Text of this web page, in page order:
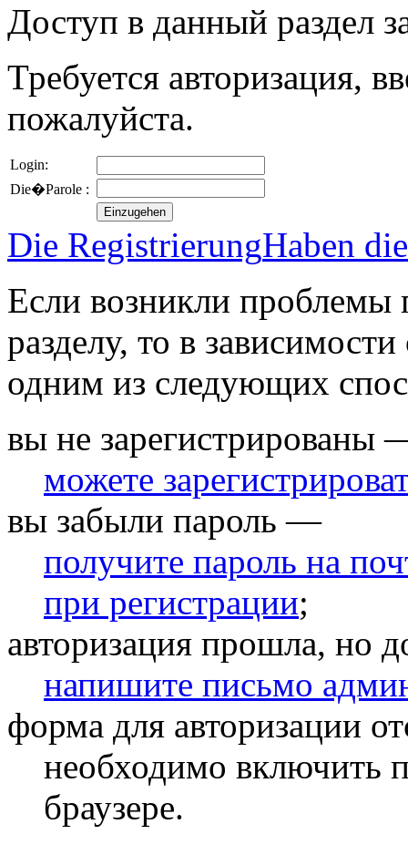
Доступ в данный раздел
Требуется авторизация,
пожалуйста.
Login:
Die�Parole :
Die RegistrierungHaben
Если возникли проблемы
разделу, то в
одним из следующих
вы не зарегистрированы
можете
вы забыли пароль —
получите пароль на
при регистрации;
авторизация прошла, но
напишите письмо
форма для авторизации
необходимо включить
браузере.